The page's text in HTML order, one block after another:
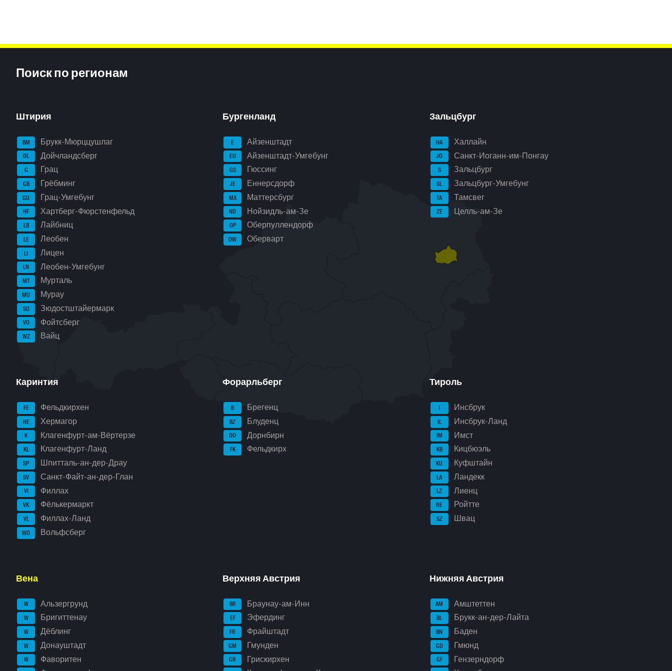
Поиск по регионам
Штирия
BM Брукк-Мюрццушлаг
DL Дойчландсберг
G Грац
GB Грёбминг
GU Грац-Умгебунг
HF Хартберг-Фюрстенфельд
LB Лайбниц
LE Леобен
LI Лицен
LN Леобен-Умгебунг
MT Мурталь
MU Мурау
SO Зюдостштайермарк
VO Фойтсберг
WZ Вайц
Бургенланд
E Айзенштадт
EU Айзенштадт-Умгебунг
GS Гюссинг
JE Еннерсдорф
MA Маттерсбург
ND Нойзидль-ам-Зе
OP Оберпуллендорф
OW Оберварт
Зальцбург
HA Халлайн
JO Санкт-Иоганн-им-Понгау
S Зальцбург
SL Зальцбург-Умгебунг
TA Тамсвег
ZE Целль-ам-Зе
Каринтия
FE Фельдкирхен
HE Хермагор
K Клагенфурт-ам-Вёртерзе
KL Клагенфурт-Ланд
SP Шпитталь-ан-дер-Драу
SV Санкт-Файт-ан-дер-Глан
VI Филлах
VK Фёлькермаркт
VL Филлах-Ланд
WO Вольфсберг
Форарльберг
B Брегенц
BZ Блуденц
DO Дорнбирн
FK Фельдкирх
Тироль
I Инсбрук
IL Инсбрук-Ланд
IM Имст
KB Кицбюэль
KU Куфштайн
LA Ландекк
LZ Лиенц
RE Ройтте
SZ Швац
Вена
W Альзергрунд
W Бригиттенау
W Дёблинг
W Донауштадт
W Фаворитен
Верхняя Австрия
BR Браунау-ам-Инн
EF Эфердинг
FR Фрайштадт
GM Гмунден
GR Грискирхен
Нижняя Австрия
AM Амштеттен
BL Брукк-ан-дер-Лайта
BN Баден
GD Гмюнд
GF Гензерндорф